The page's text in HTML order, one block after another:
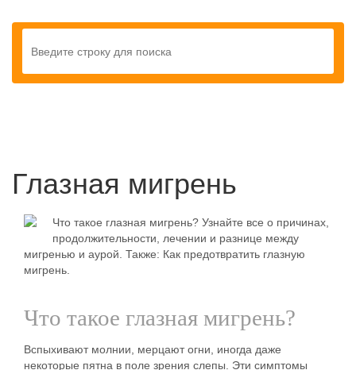
Глазная мигрень
Что такое глазная мигрень? Узнайте все о причинах,
продолжительности, лечении и разнице между
мигренью и аурой. Также: Как предотвратить глазную
мигрень.
Что такое глазная мигрень?
Вспыхивают молнии, мерцают огни, иногда даже
некоторые пятна в поле зрения слепы. Эти симптомы